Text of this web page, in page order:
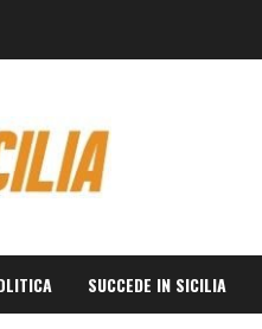
SUCCEDE IN SICILIA